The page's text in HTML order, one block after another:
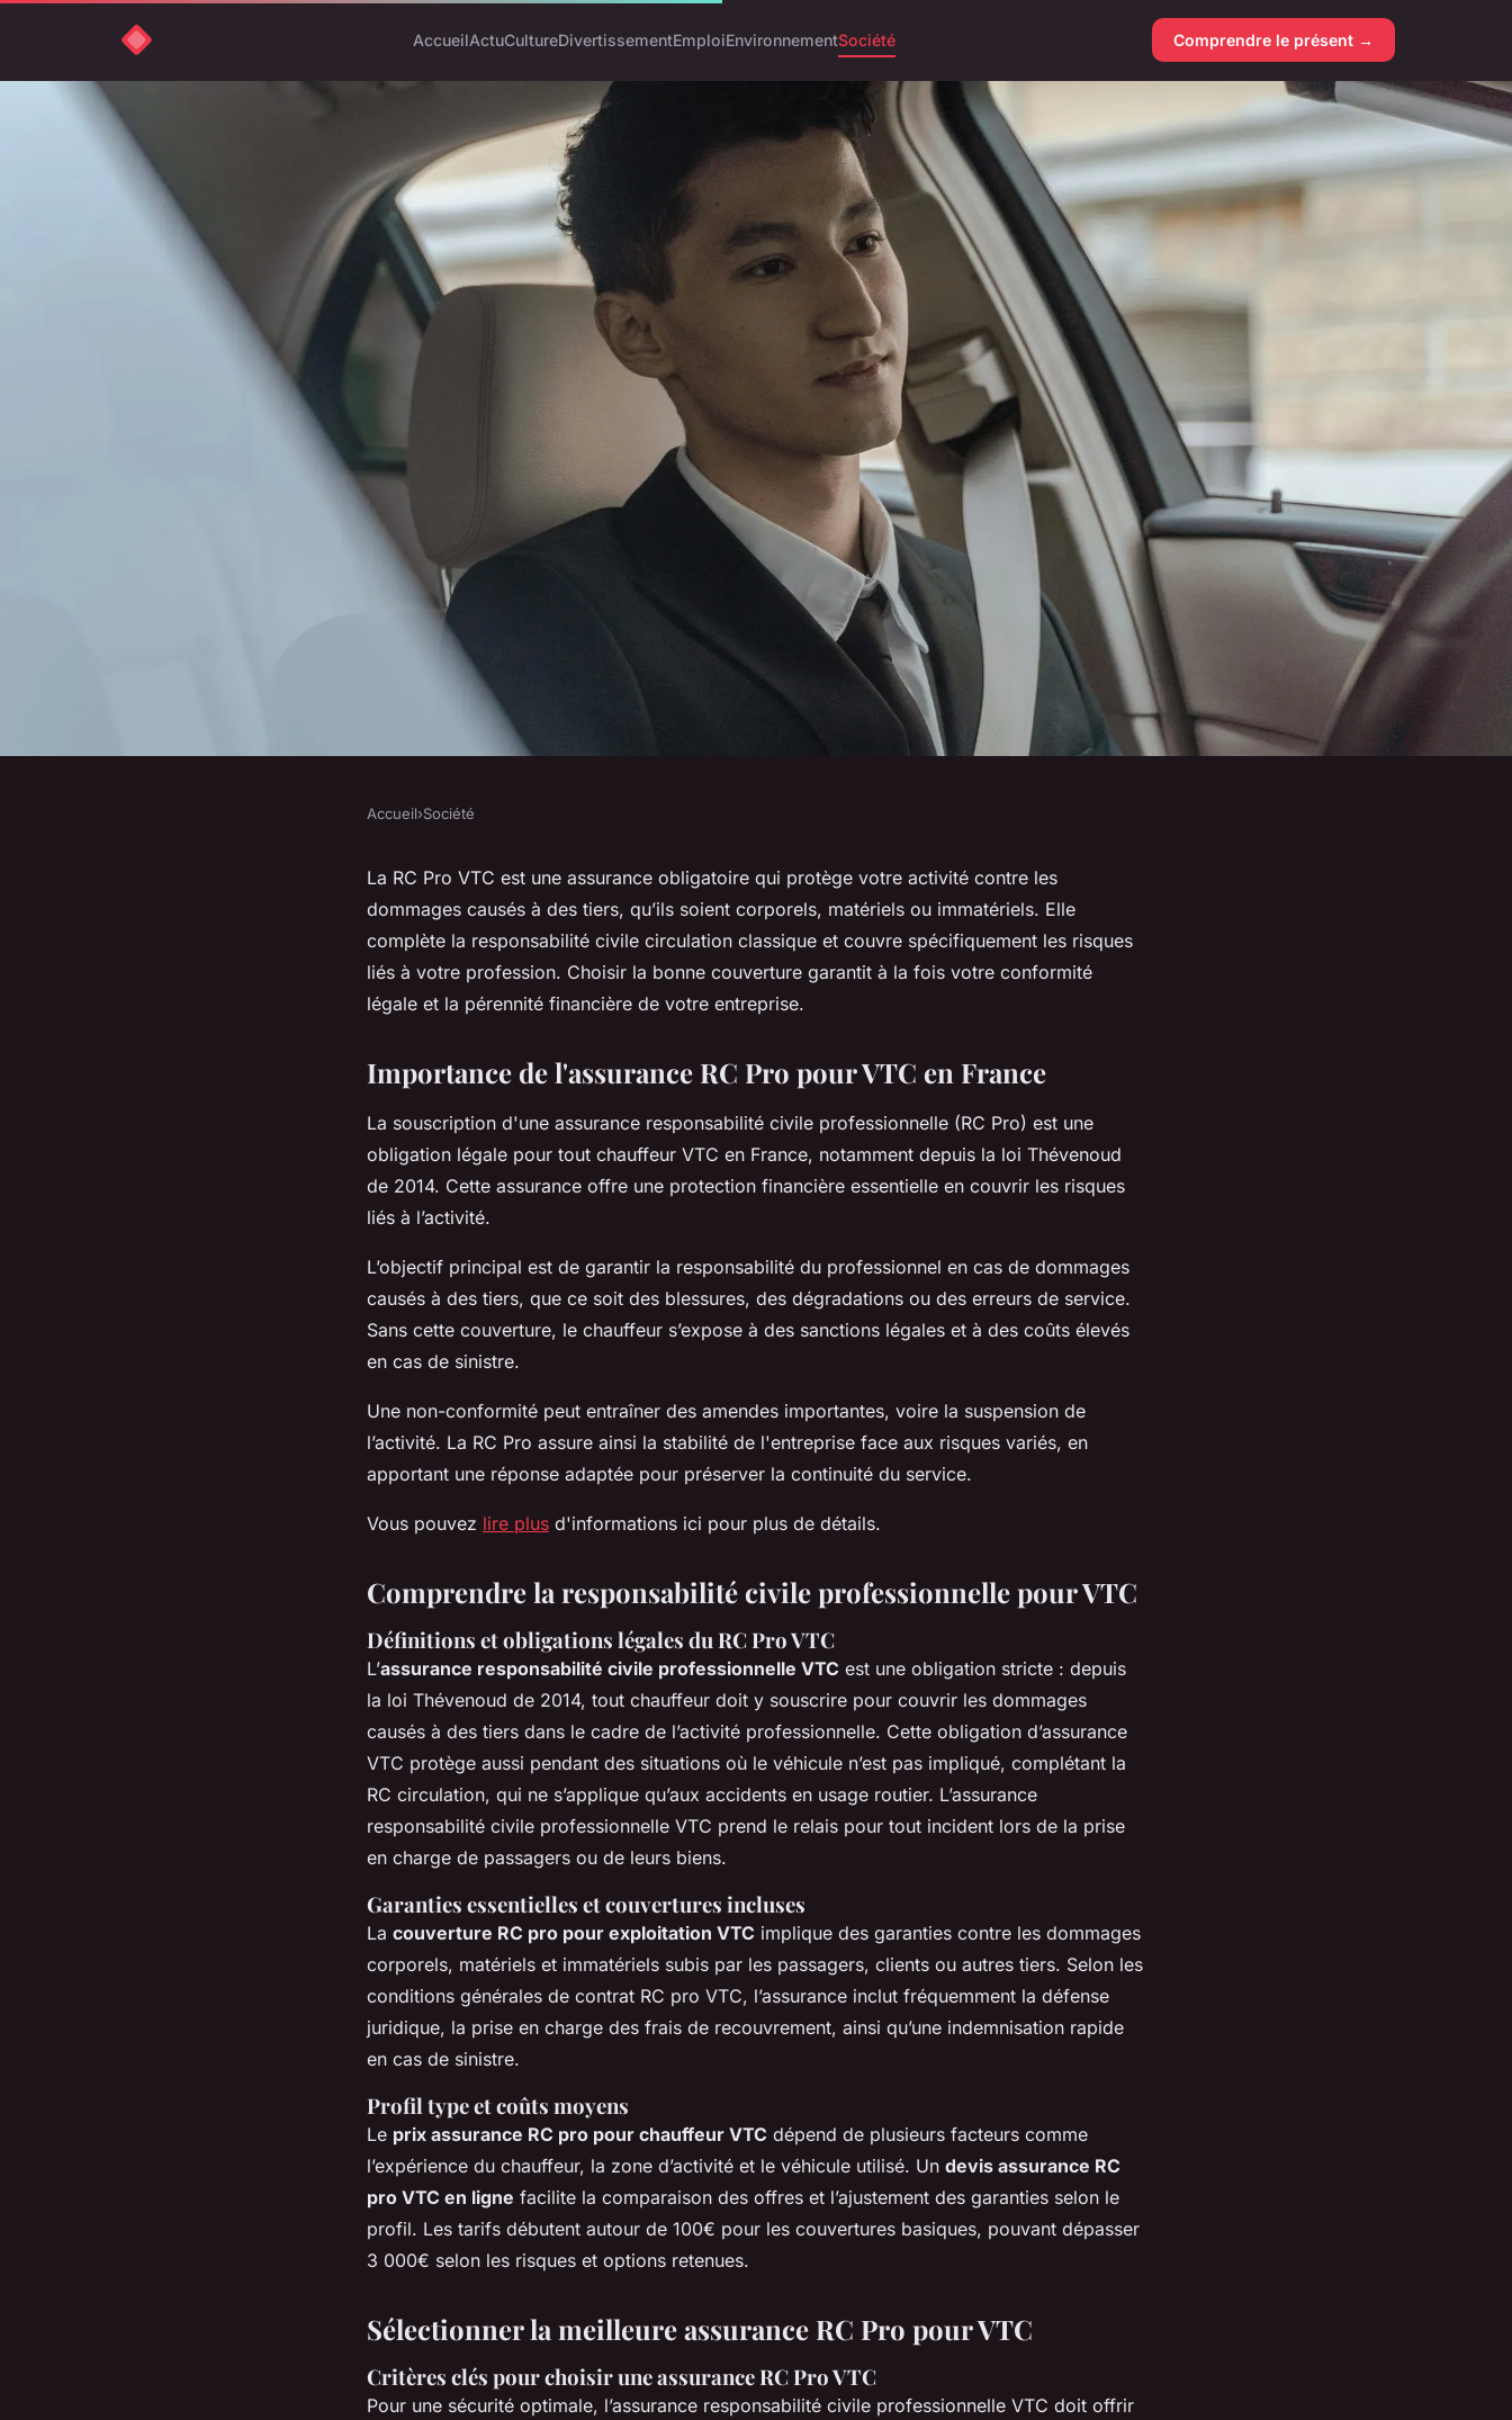
AccueilActuCultureDivertissementEmploiEnvironnementSociété Comprendre le présent →
Rc pro vtc : l'assurance essentielle
pour votre activité professionnelle
Accueil›Société
La RC Pro VTC est une assurance obligatoire qui protège votre activité contre les
dommages causés à des tiers, qu’ils soient corporels, matériels ou immatériels. Elle
complète la responsabilité civile circulation classique et couvre spécifiquement les risques
liés à votre profession. Choisir la bonne couverture garantit à la fois votre conformité
légale et la pérennité financière de votre entreprise.
Importance de l'assurance RC Pro pour VTC en France
La souscription d'une assurance responsabilité civile professionnelle (RC Pro) est une
obligation légale pour tout chauffeur VTC en France, notamment depuis la loi Thévenoud
de 2014. Cette assurance offre une protection financière essentielle en couvrir les risques
liés à l’activité.
L’objectif principal est de garantir la responsabilité du professionnel en cas de dommages
causés à des tiers, que ce soit des blessures, des dégradations ou des erreurs de service.
Sans cette couverture, le chauffeur s’expose à des sanctions légales et à des coûts élevés
en cas de sinistre.
Une non-conformité peut entraîner des amendes importantes, voire la suspension de
l’activité. La RC Pro assure ainsi la stabilité de l'entreprise face aux risques variés, en
apportant une réponse adaptée pour préserver la continuité du service.
Vous pouvez lire plus d'informations ici pour plus de détails.
Comprendre la responsabilité civile professionnelle pour VTC
Définitions et obligations légales du RC Pro VTC
L’assurance responsabilité civile professionnelle VTC est une obligation stricte : depuis
la loi Thévenoud de 2014, tout chauffeur doit y souscrire pour couvrir les dommages
causés à des tiers dans le cadre de l’activité professionnelle. Cette obligation d’assurance
VTC protège aussi pendant des situations où le véhicule n’est pas impliqué, complétant la
RC circulation, qui ne s’applique qu’aux accidents en usage routier. L’assurance
responsabilité civile professionnelle VTC prend le relais pour tout incident lors de la prise
en charge de passagers ou de leurs biens.
Garanties essentielles et couvertures incluses
La couverture RC pro pour exploitation VTC implique des garanties contre les dommages
corporels, matériels et immatériels subis par les passagers, clients ou autres tiers. Selon les
conditions générales de contrat RC pro VTC, l’assurance inclut fréquemment la défense
juridique, la prise en charge des frais de recouvrement, ainsi qu’une indemnisation rapide
en cas de sinistre.
Profil type et coûts moyens
Le prix assurance RC pro pour chauffeur VTC dépend de plusieurs facteurs comme
l’expérience du chauffeur, la zone d’activité et le véhicule utilisé. Un devis assurance RC
pro VTC en ligne facilite la comparaison des offres et l’ajustement des garanties selon le
profil. Les tarifs débutent autour de 100€ pour les couvertures basiques, pouvant dépasser
3 000€ selon les risques et options retenues.
Sélectionner la meilleure assurance RC Pro pour VTC
Critères clés pour choisir une assurance RC Pro VTC
Pour une sécurité optimale, l’assurance responsabilité civile professionnelle VTC doit offrir